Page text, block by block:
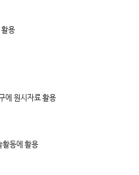
활용
에 원시자료 활용
활동에 활용